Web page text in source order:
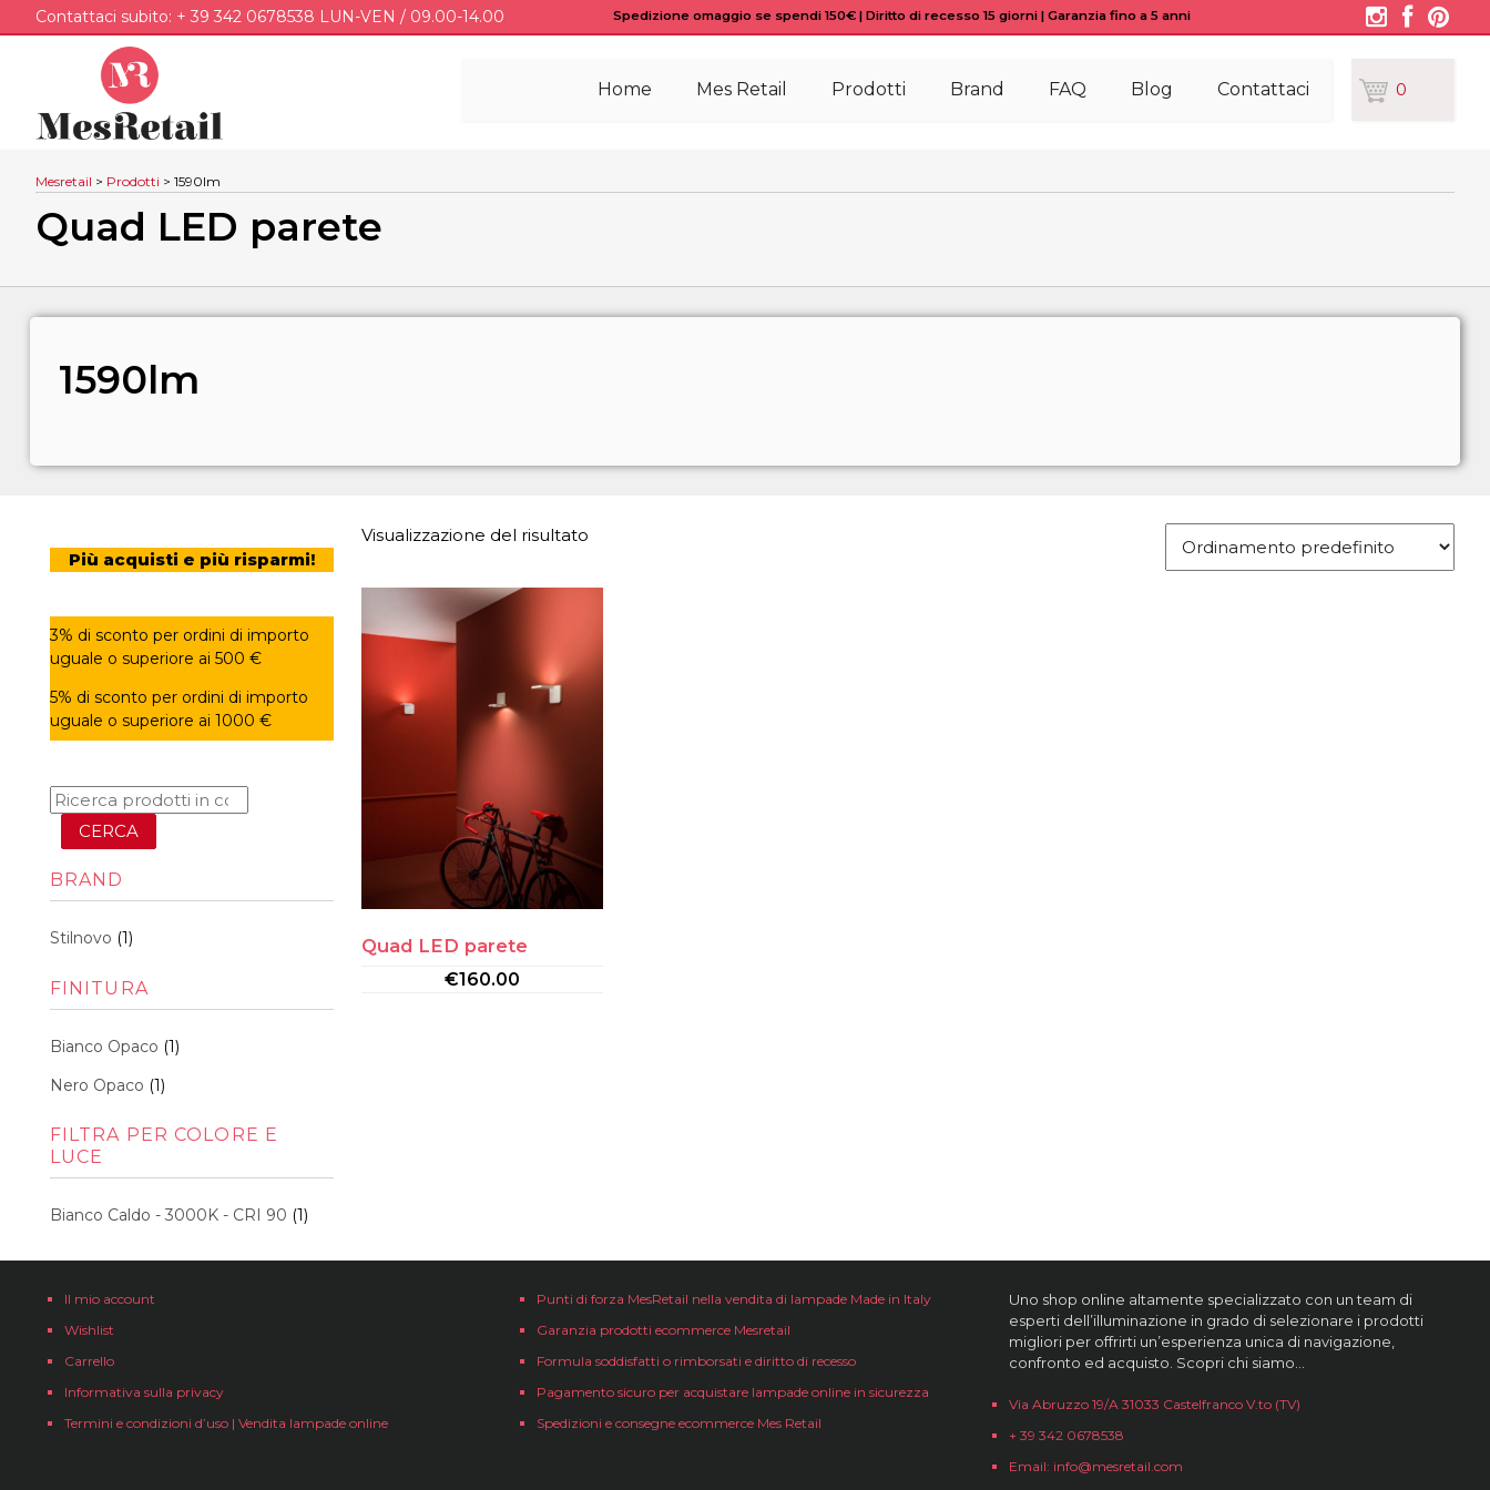
Contattaci subito: + 39 342 0678538 LUN-VEN / 09.00-14.00 Spedizione omaggio se spendi 150€ | Diritto di recesso 15 giorni | Garanzia fino a 5 anni
Home Mes Retail Prodotti Brand FAQ Blog Contattaci 0
Mesretail > Prodotti > 1590lm
Quad LED parete
1590lm
Visualizzazione del risultato
Quad LED parete
€160.00
Più acquisti e più risparmi!
3% di sconto per ordini di importo
uguale o superiore ai 500 €
5% di sconto per ordini di importo
uguale o superiore ai 1000 €
CERCA
BRAND
Stilnovo (1)
FINITURA
Bianco Opaco (1)
Nero Opaco (1)
FILTRA PER COLORE E
LUCE
Bianco Caldo - 3000K - CRI 90 (1)
Il mio account
Wishlist
Carrello
Informativa sulla privacy
Termini e condizioni d’uso | Vendita lampade online
Punti di forza MesRetail nella vendita di lampade Made in Italy
Garanzia prodotti ecommerce Mesretail
Formula soddisfatti o rimborsati e diritto di recesso
Pagamento sicuro per acquistare lampade online in sicurezza
Spedizioni e consegne ecommerce Mes Retail
Uno shop online altamente specializzato con un team di
esperti dell’illuminazione in grado di selezionare i prodotti
migliori per offrirti un’esperienza unica di navigazione,
confronto ed acquisto. Scopri chi siamo…
Via Abruzzo 19/A 31033 Castelfranco V.to (TV)
+ 39 342 0678538
Email: info@mesretail.com